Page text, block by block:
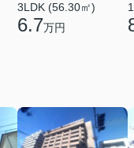
3LDK (56.30㎡)
6.7万円